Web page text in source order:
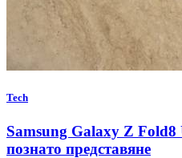
Tech
Samsung Galaxy Z
познато представяне